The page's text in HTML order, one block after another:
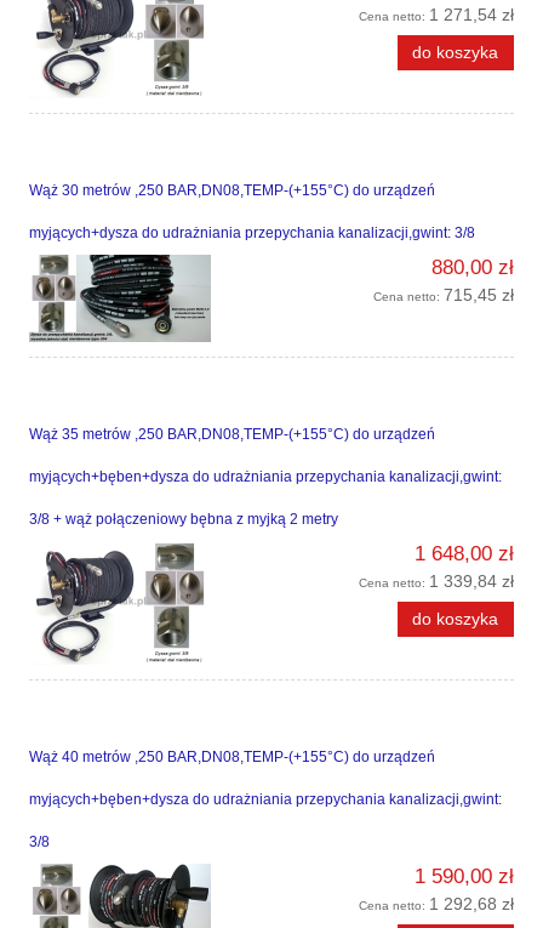
Cena netto: 1 271,54 zł
do koszyka
Wąż 30 metrów ,250 BAR,DN08,TEMP-(+155°C) do urządzeń
myjących+dysza do udrażniania przepychania kanalizacji,gwint: 3/8
880,00 zł
Cena netto: 715,45 zł
Wąż 35 metrów ,250 BAR,DN08,TEMP-(+155°C) do urządzeń
myjących+bęben+dysza do udrażniania przepychania kanalizacji,gwint:
3/8 + wąż połączeniowy bębna z myjką 2 metry
1 648,00 zł
Cena netto: 1 339,84 zł
do koszyka
Wąż 40 metrów ,250 BAR,DN08,TEMP-(+155°C) do urządzeń
myjących+bęben+dysza do udrażniania przepychania kanalizacji,gwint:
3/8
1 590,00 zł
Cena netto: 1 292,68 zł